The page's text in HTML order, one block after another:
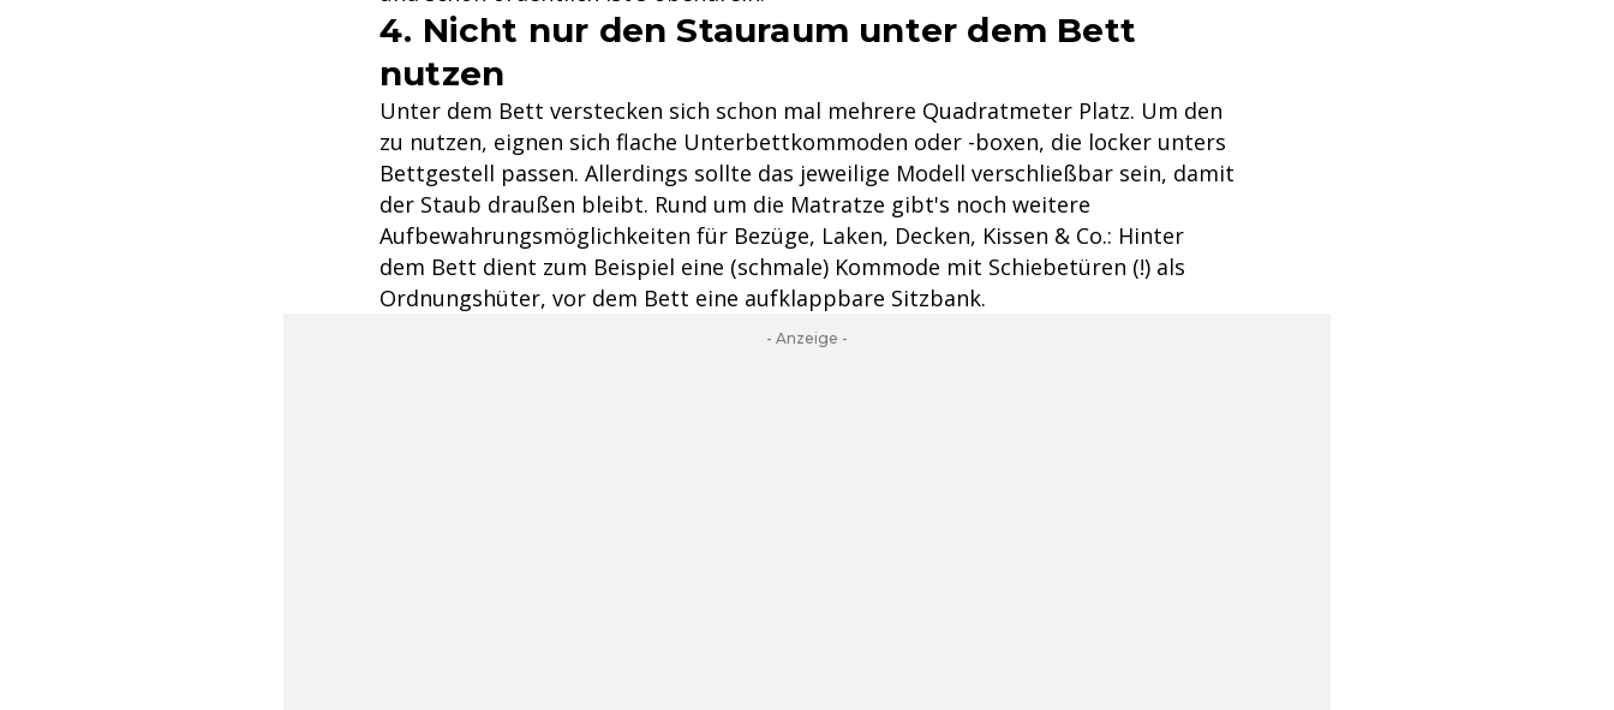
4. Nicht nur den Stauraum unter dem Bett
nutzen
Unter dem Bett verstecken sich schon mal mehrere Quadratmeter Platz. Um den
zu nutzen, eignen sich flache Unterbettkommoden oder -boxen, die locker unters
Bettgestell passen. Allerdings sollte das jeweilige Modell verschließbar sein, damit
der Staub draußen bleibt. Rund um die Matratze gibt's noch weitere
Aufbewahrungsmöglichkeiten für Bezüge, Laken, Decken, Kissen & Co.: Hinter
dem Bett dient zum Beispiel eine (schmale) Kommode mit Schiebetüren (!) als
Ordnungshüter, vor dem Bett eine aufklappbare Sitzbank.
- Anzeige -